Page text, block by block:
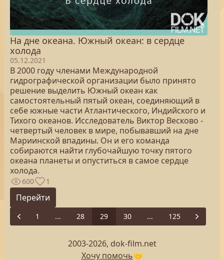
На дне океана. Южный океан: в сердце
холода
05.12.2021
В 2000 году членами Международной
гидрографической организации было принято
решение выделить Южный океан как
самостоятельный пятый океан, соединяющий в
себе южные части Атлантического, Индийского и
Тихого океанов. Исследователь Виктор Весково -
четвертый человек в мире, побывавший на дне
Мариинской впадины. Он и его команда
собираются найти глубочайшую точку пятого
океана планеты и опуститься в самое сердце
холода.
600 1
Перейти
Previous
1 ... 28 29 30 ... 125 Next
2003-2026, dok-film.net
Хочу помочь🤝